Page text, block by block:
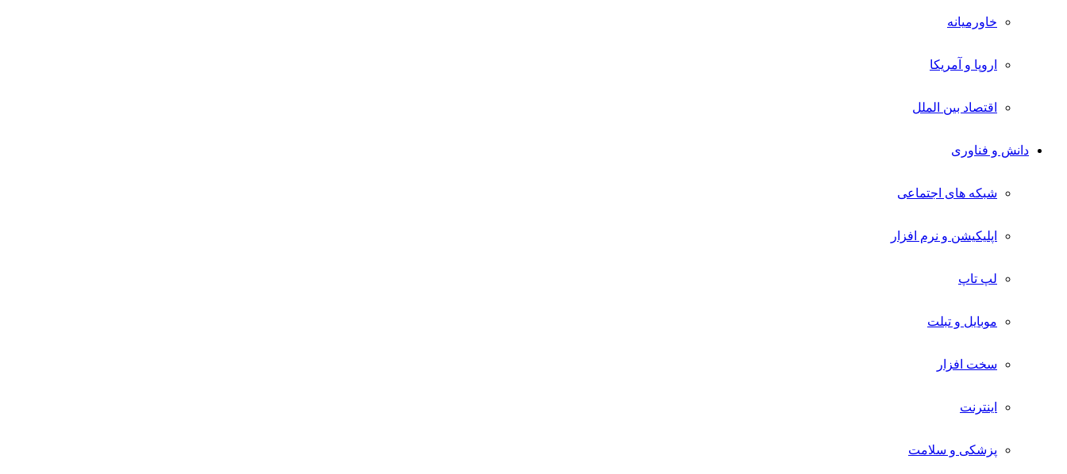
خاورمیانه
اروپا و آمریکا
اقتصاد بین الملل
دانش و فناوری
شبکه های اجتماعی
اپلیکیشن و نرم افزار
لپ تاپ
موبایل و تبلت
سخت افزار
اینترنت
پزشکی و سلامت